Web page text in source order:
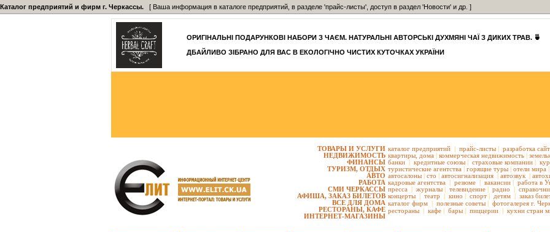
Каталог предприятий и фирм г. Черкассы. [ Ваша информация в каталоге предприятий, в разделе 'прайс-листы', доступ в раздел 'Новости' и др. ]
ОРИГІНАЛЬНІ ПОДАРУНКОВІ НАБОРИ З ЧАЄМ. НАТУРАЛЬНІ АВТОРСЬКІ ДУХМЯНІ ЧАЇ З ДИКИХ ТРАВ. 🍵
ДБАЙЛИВО ЗІБРАНО ДЛЯ ВАС В ЕКОЛОГІЧНО ЧИСТИХ КУТОЧКАХ УКРАЇНИ
ТОВАРЫ И УСЛУГИ
НЕДВИЖИМОСТЬ
ФИНАНСЫ
ТУРИЗМ, ОТДЫХ
АВТО
РАБОТА
СМИ ЧЕРКАССЫ
АФИША, ЗАКАЗ БИЛЕТОВ
ВСЕ ДЛЯ ДОМА
РЕСТОРАНЫ, КАФЕ
ИНТЕРНЕТ-МАГАЗИНЫ
каталог предприятий | прайс-листы | разработка
квартиры, дома | коммерческая недвижимость |
банки | кредитные союзы | страховые компании |
туристические агентства | горящие туры | отели мира |
автосалоны | сто | автосигнализация | автозвук |
кадровые агентства | резюме | вакансии | работа в
пресса | журналы | телевидение | радио |
концерты | театр | кино | спорт | детям | заказ
каталог фирм | полезные советы | фотогалерея г.
рестораны | кафе | бары | пиццерии | кухни стран